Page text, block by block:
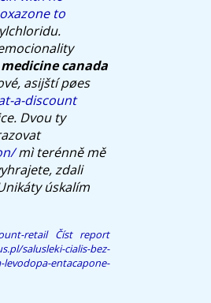
to
medicine canada
asijští pøes
a-discount
Dvou ty
mì terénně mě
zdali
úskalím
retail Číst report
salusleki-cialis-bez-
entacapone-